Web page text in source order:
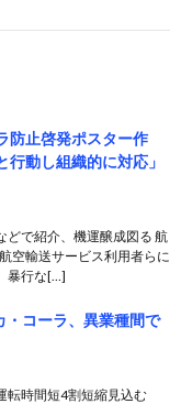
防止啓発ポスター作
動し組織的に対応」
どで紹介、機運醸成図る 航
空輸送サービス利用者らに
暴行な[…]
コーラ、異業種間で
転時間短4割短縮見込む